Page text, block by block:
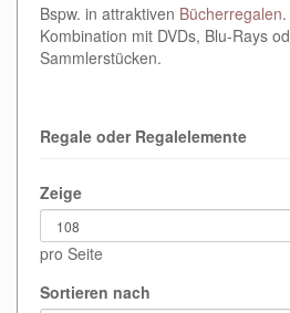
Bspw. in attraktiven Bücherregalen
Kombination mit DVDs, Blu-Rays
Sammlerstücken.
Regale oder Regalelemente
Zeige
pro Seite
Sortieren nach